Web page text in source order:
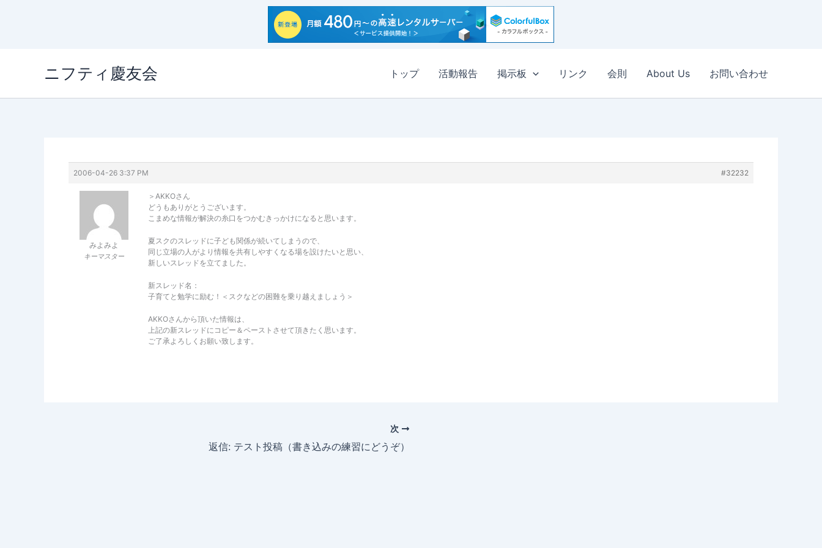
ニフティ慶友会 トップ 活動報告 掲示板 リンク 会則 About Us お問い合わせ
2006-04-26 3:37 PM #32232
みよみよ
キーマスター
＞AKKOさん
どうもありがとうございます。
こまめな情報が解決の糸口をつかむきっかけになると思います。
夏スクのスレッドに子ども関係が続いてしまうので、
同じ立場の人がより情報を共有しやすくなる場を設けたいと思い、
新しいスレッドを立てました。
新スレッド名：
子育てと勉学に励む！＜スクなどの困難を乗り越えましょう＞
AKKOさんから頂いた情報は、
上記の新スレッドにコピー＆ペーストさせて頂きたく思います。
ご了承よろしくお願い致します。
次
返信: テスト投稿（書き込みの練習にどうぞ）